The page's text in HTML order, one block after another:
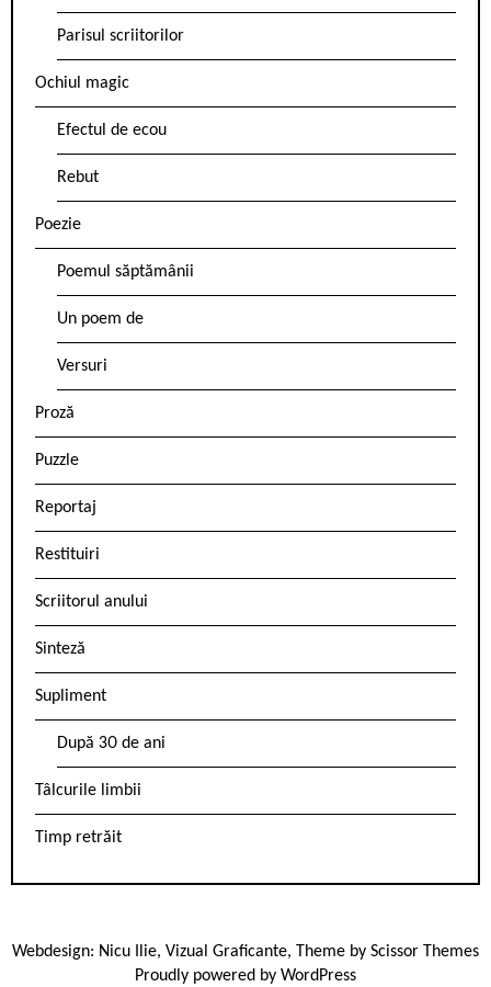
Parisul scriitorilor
Ochiul magic
Efectul de ecou
Rebut
Poezie
Poemul săptămânii
Un poem de
Versuri
Proză
Puzzle
Reportaj
Restituiri
Scriitorul anului
Sinteză
Supliment
După 30 de ani
Tâlcurile limbii
Timp retrăit
Webdesign: Nicu Ilie, Vizual Graficante, Theme by Scissor Themes
Proudly powered by WordPress